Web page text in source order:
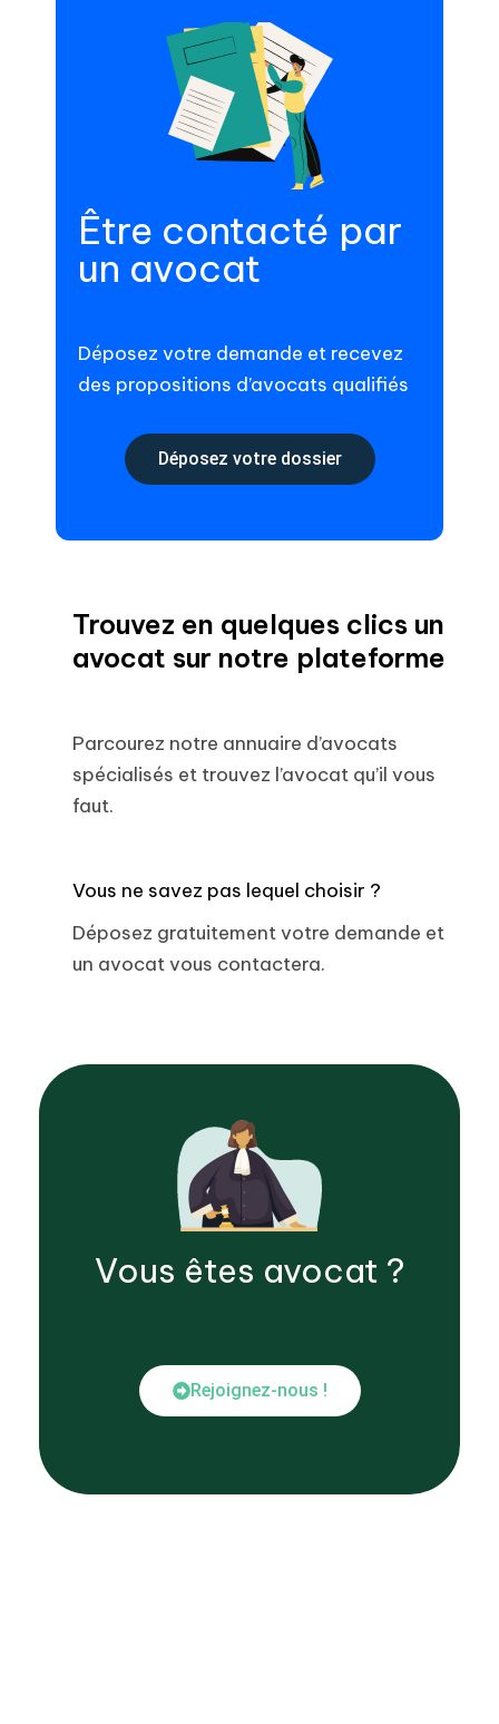
Être contacté par
un avocat
Déposez votre demande et recevez
des propositions d’avocats qualifiés
Déposez votre dossier
Trouvez en quelques clics un
avocat sur notre plateforme
Parcourez notre annuaire d’avocats
spécialisés et trouvez l’avocat qu’il vous
faut.
Vous ne savez pas lequel choisir ?
Déposez gratuitement votre demande et
un avocat vous contactera.
Vous êtes avocat ?
Rejoignez-nous !